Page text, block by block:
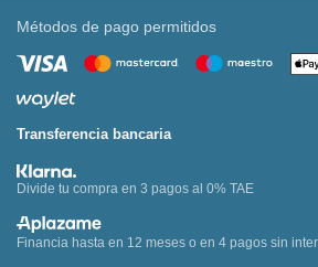
Métodos de pago permitidos
Transferencia bancaria
Divide tu compra en 3 pagos al 0% TAE
Financia hasta en 12 meses o en 4 pagos sin